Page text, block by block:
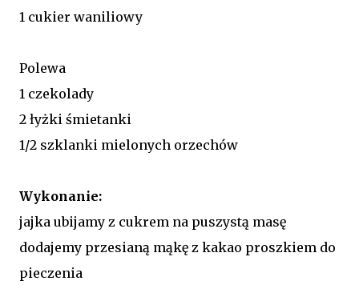
1 cukier waniliowy
Polewa
1 czekolady
2 łyżki śmietanki
1/2 szklanki mielonych orzechów
Wykonanie:
jajka ubijamy z cukrem na puszystą masę
dodajemy przesianą mąkę z kakao proszkiem do
pieczenia